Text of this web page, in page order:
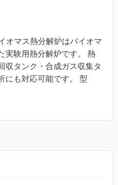
オマス熱分解炉はバイオマ
実験用熱分解炉です。 熱
収タンク・合成ガス収集タ
にも対応可能です。 型